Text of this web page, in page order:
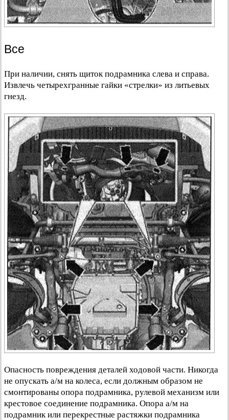
Все
При наличии, снять щиток подрамника слева и справа.
Извлечь четырехгранные гайки «стрелки» из литьевых
гнезд.
Опасность повреждения деталей ходовой части. Никогда
не опускать а/м на колеса, если должным образом не
смонтированы опора подрамника, рулевой механизм или
крестовое соединение подрамника. Опора а/м на
подрамник или перекрестные растяжки подрамника